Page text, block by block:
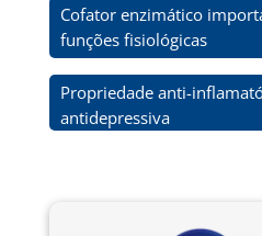
Cofator enzimático
funções fisiológicas
Propriedade anti-
antidepressiva